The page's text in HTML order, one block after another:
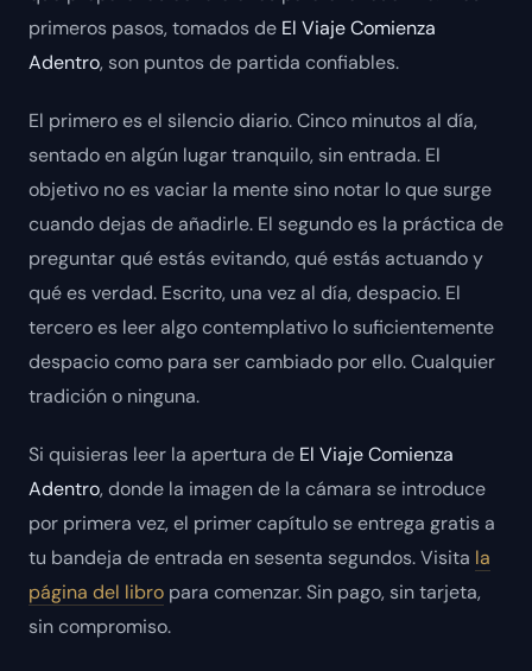
primeros pasos, tomados de El Viaje Comienza
Adentro, son puntos de partida confiables.
El primero es el silencio diario. Cinco minutos al día,
sentado en algún lugar tranquilo, sin entrada. El
objetivo no es vaciar la mente sino notar lo que surge
cuando dejas de añadirle. El segundo es la práctica de
preguntar qué estás evitando, qué estás actuando y
qué es verdad. Escrito, una vez al día, despacio. El
tercero es leer algo contemplativo lo suficientemente
despacio como para ser cambiado por ello. Cualquier
tradición o ninguna.
Si quisieras leer la apertura de El Viaje Comienza
Adentro, donde la imagen de la cámara se introduce
por primera vez, el primer capítulo se entrega gratis a
tu bandeja de entrada en sesenta segundos. Visita la
página del libro para comenzar. Sin pago, sin tarjeta,
sin compromiso.